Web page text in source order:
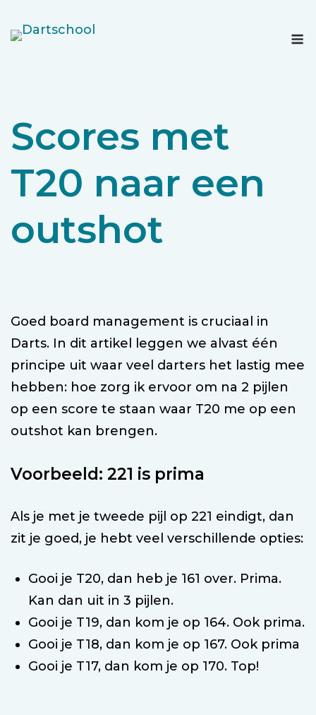
naar
Scores met
T20 naar een
outshot
Goed board management is cruciaal in
Darts. In dit artikel leggen we alvast één
principe uit waar veel darters het lastig mee
hebben: hoe zorg ik ervoor om na 2 pijlen
op een score te staan waar T20 me op een
outshot kan brengen.
Voorbeeld: 221 is prima
Als je met je tweede pijl op 221 eindigt, dan
zit je goed, je hebt veel verschillende opties:
Gooi je T20, dan heb je 161 over. Prima.
Kan dan uit in 3 pijlen.
Gooi je T19, dan kom je op 164. Ook prima.
Gooi je T18, dan kom je op 167. Ook prima
Gooi je T17, dan kom je op 170. Top!